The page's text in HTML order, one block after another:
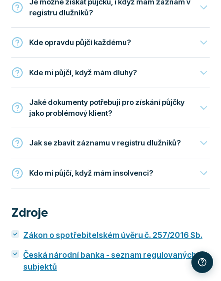
registru dlužníků?
Kde opravdu půjčí každému?
Kde mi půjčí, když mám dluhy?
Jaké dokumenty potřebuji pro získání půjčky
jako problémový klient?
Jak se zbavit záznamu v registru dlužníků?
Kdo mi půjčí, když mám insolvenci?
Zdroje
Zákon o spotřebitelském úvěru č. 257/2016 Sb.
Česká národní banka - seznam regulovaných
subjektů